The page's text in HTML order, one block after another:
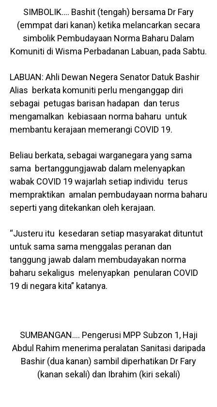
SIMBOLIK…. Bashit (tengah) bersama Dr Fary
(emmpat dari kanan) ketika melancarkan secara
simbolik Pembudayaan Norma Baharu Dalam
Komuniti di Wisma Perbadanan Labuan, pada Sabtu.
LABUAN: Ahli Dewan Negera Senator Datuk Bashir
Alias berkata komuniti perlu menganggap diri
sebagai petugas barisan hadapan dan terus
mengamalkan kebiasaan norma baharu untuk
membantu kerajaan memerangi COVID 19.
Beliau berkata, sebagai warganegara yang sama
sama bertanggungjawab dalam melenyapkan
wabak COVID 19 wajarlah setiap individu terus
mempraktikan amalan pembudayaan norma baharu
seperti yang ditekankan oleh kerajaan.
“Justeru itu kesedaran setiap masyarakat dituntut
untuk sama sama menggalas peranan dan
tanggung jawab dalam membudayakan norma
baharu sekaligus melenyapkan penularan COVID
19 di negara kita” katanya.
SUMBANGAN…. Pengerusi MPP Subzon 1, Haji
Abdul Rahim menerima peralatan Sanitasi daripada
Bashir (dua kanan) sambil diperhatikan Dr Fary
(kanan sekali) dan Ibrahim (kiri sekali)